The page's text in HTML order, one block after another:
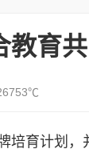
教育
培育计划